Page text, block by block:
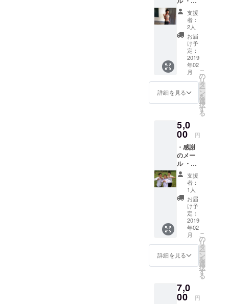
動報告
メール
支援
者：
2人
お届
け予
定：
2019
年02
月
詳細を見る
こ
の
リ
タ
ー
ン
を
選
択
す
る
5,0
00 円
・感謝
のメー
ル ・活
動報告
メール
・ポス
トカー
支援
者：
1人
お届
け予
定：
2019
年02
月
詳細を見る
こ
の
リ
タ
ー
ン
を
選
択
す
る
7,0
00 円